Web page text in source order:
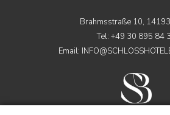
Brahmsstraße 10,
Tel: +49 30 895 84
Email: